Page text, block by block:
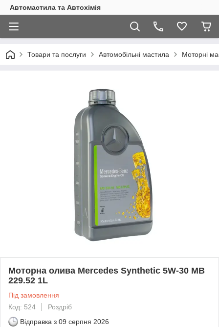
Автомастила та Автохімія
Товари та послуги Автомобільні мастила Моторні
Моторна олива Mercedes Synthetic 5W-30 MB
229.52 1L
Під замовлення
Код: 524
Роздріб
Відправка з 09 серпня 2026